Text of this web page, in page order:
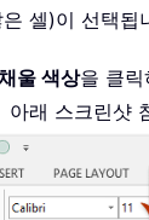
셀)이 선택됩
울 색상을 클릭
래 스크린샷